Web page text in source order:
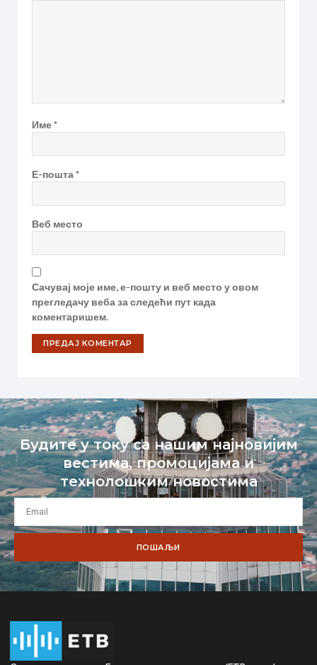
Име*
Е-пошта*
Веб место
Сачувај моје име, е-пошту и веб место у овом
прегледачу веба за следећи пут када
коментаришем.
Будите у току са нашим најновијим
вестима, промоцијама и
технолошким новостима
ПОШАЉИ